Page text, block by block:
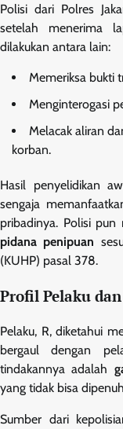
Polisi dari Polres
setelah menerima
dilakukan antara lain:
Memeriksa bukti
Menginterogasi
Melacak aliran
korban.
Hasil penyelidikan
sengaja
pribadinya. Polisi pun
pidana penipuan
(KUHP) pasal 378.
Profil Pelaku
Pelaku, R, diketahui
bergaul dengan
tindakannya adalah
yang tidak bisa
Sumber dari